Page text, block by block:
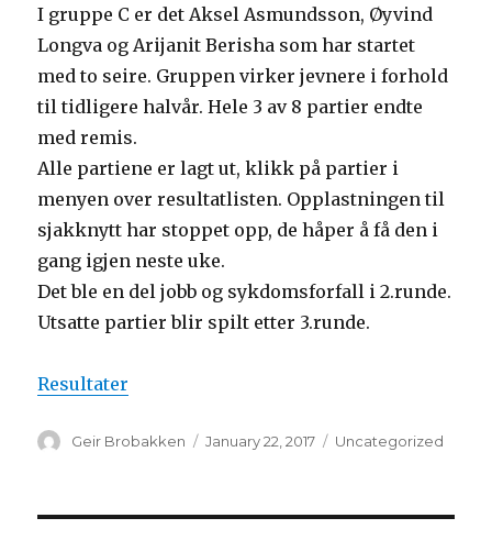
I gruppe C er det Aksel Asmundsson, Øyvind
Longva og Arijanit Berisha som har startet
med to seire. Gruppen virker jevnere i forhold
til tidligere halvår. Hele 3 av 8 partier endte
med remis.
Alle partiene er lagt ut, klikk på partier i
menyen over resultatlisten. Opplastningen til
sjakknytt har stoppet opp, de håper å få den i
gang igjen neste uke.
Det ble en del jobb og sykdomsforfall i 2.runde.
Utsatte partier blir spilt etter 3.runde.
Resultater
Author
Geir Brobakken
Posted
January 22, 2017 Categories
Uncategorized